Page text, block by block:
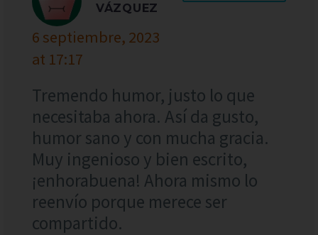
VÁZQUEZ
6 septiembre, 2023
at 17:17
Tremendo humor, justo lo que
necesitaba ahora. Así da gusto,
humor sano y con mucha gracia.
Muy ingenioso y bien escrito,
¡enhorabuena! Ahora mismo lo
reenvío porque merece ser
compartido.